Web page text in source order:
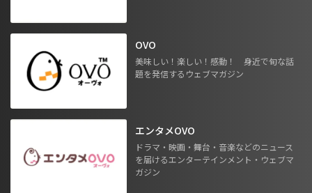
OVO
美味しい！楽しい！感動！ 身近で旬な話
題を発信するウェブマガジン
エンタメOVO
ドラマ・映画・舞台・音楽などのニュース
を届けるエンターテインメント・ウェブマ
ガジン